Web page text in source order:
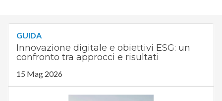
GUIDA
Innovazione digitale e obiettivi ESG: un
confronto tra approcci e risultati
15 Mag 2026